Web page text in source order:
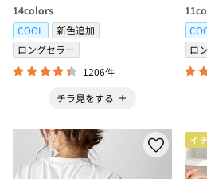
14colors
COOL
新色追加
ロングセラー
1206件
チラ見をする
11
ロ
イ